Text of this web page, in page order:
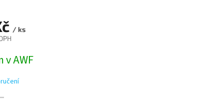
/ ks
v AWF